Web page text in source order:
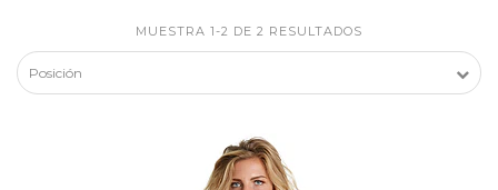
MUESTRA 1-2 DE 2 RESULTADOS